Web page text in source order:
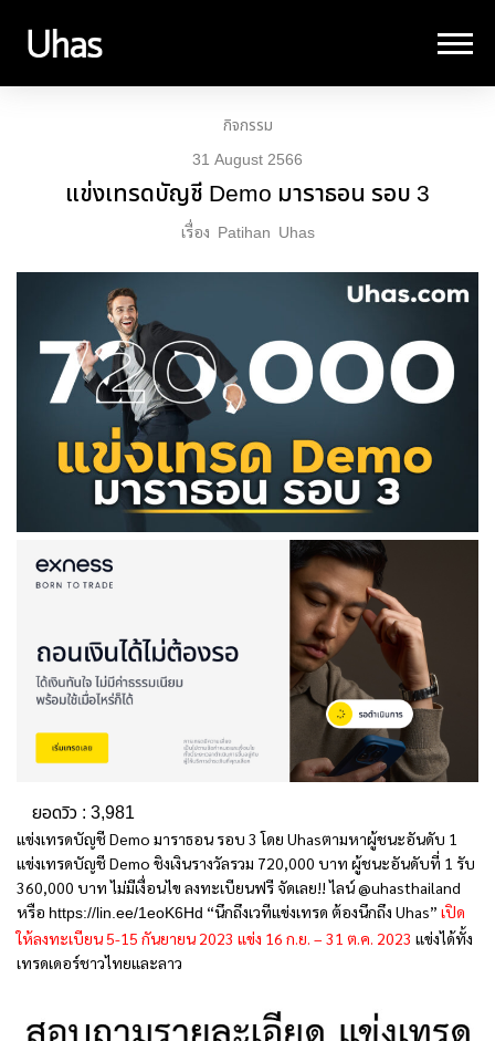
กิจกรรม
31 August 2566
แข่งเทรดบัญชี Demo มาราธอน รอบ 3
เรื่อง Patihan Uhas
ยอดวิว : 3,981
แข่งเทรดบัญชี Demo มาราธอน รอบ 3 โดย Uhasตามหาผู้ชนะอันดับ 1
แข่งเทรดบัญชี Demo ชิงเงินรางวัลรวม 720,000 บาท ผู้ชนะอันดับที่ 1 รับ
360,000 บาท ไม่มีเงื่อนไข ลงทะเบียนฟรี จัดเลย!! ไลน์ @uhasthailand
หรือ https://lin.ee/1eoK6Hd “นึกถึงเวทีแข่งเทรด ต้องนึกถึง Uhas” เปิด
ให้ลงทะเบียน 5-15 กันยายน 2023 แข่ง 16 ก.ย. – 31 ต.ค. 2023 แข่งได้ทั้ง
เทรดเดอร์ชาวไทยและลาว